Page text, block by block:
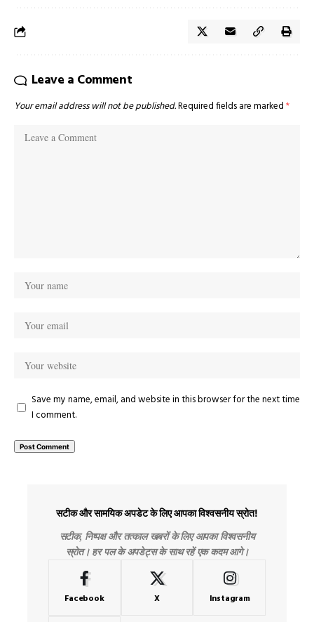
Leave a Comment
Your email address will not be published.Required fields are marked*
Save my name, email, and website in this browser for the next time
I comment.
सटीक और सामयिक अपडेट के लिए आपका विश्वसनीय स्रोत!
सटीक, निष्पक्ष और तत्काल खबरों के लिए आपका विश्वसनीय
स्रोत। हर पल के अपडेट्स के साथ रहें एक कदम आगे।
Facebook X Instagram